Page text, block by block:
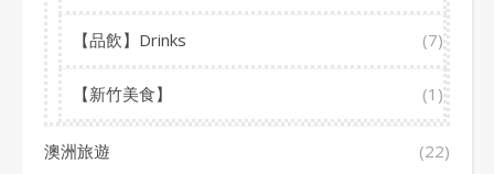
【品飲】Drinks (7)
【新竹美食】 (1)
澳洲旅遊 (22)